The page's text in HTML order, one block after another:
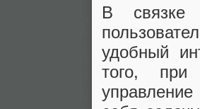
В связке
удобный
того, при